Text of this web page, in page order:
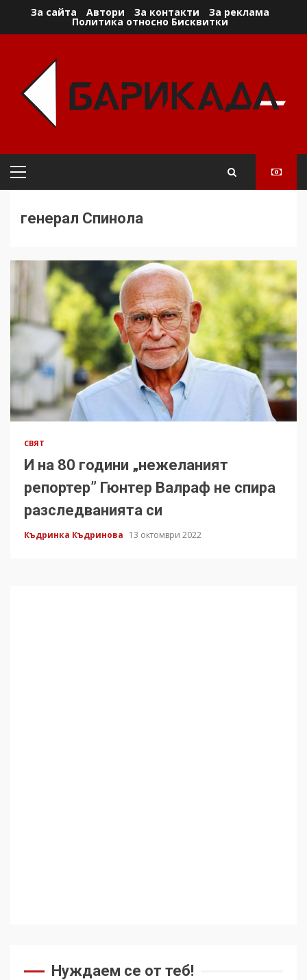
За сайта Автори За контакти За реклама
Политика относно Бисквитки
Primary
генерал Спинола
СВЯТ
И на 80 години „нежеланият
репортер” Гюнтер Валраф не спира
разследванията си
Къдринка Къдринова 13 октомври 2022
Нуждаем се от теб!